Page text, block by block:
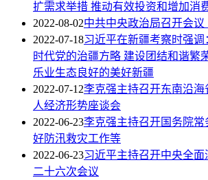
扩需求举措 推动有效投资和增加消
2022-08-02中共中央政治局召开会议
2022-07-18习近平在新疆考察时强
时代党的治疆方略 建设团结和谐繁
乐业生态良好的美好新疆
2022-07-12李克强主持召开东南沿
人经济形势座谈会
2022-06-23李克强主持召开国务院
好防汛救灾工作等
2022-06-23习近平主持召开中央全
二十六次会议